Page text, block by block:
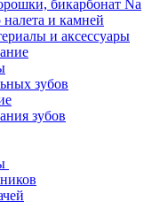
бикарбонат Na
налета и камней
и аксессуары
зубов
зубов